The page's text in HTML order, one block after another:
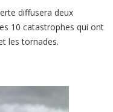
diffusera deux
10 catastrophes qui ont
les tornades.